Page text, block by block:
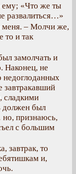
ему; «Что же ты
развалиться…»
меня. – Молчи же,
то и так
замолчать и
Наконец, не
недоглоданных
завтракавший
сладкими
должен был
но, признаюсь,
с большим
завтрак, то
и,